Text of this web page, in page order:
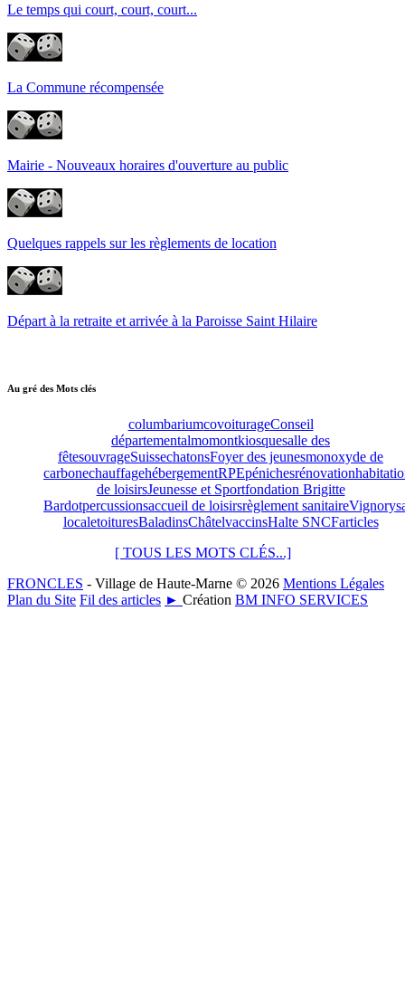
Le temps qui court, court, court...
La Commune récompensée
Mairie - Nouveaux horaires d'ouverture au public
Quelques rappels sur les règlements de location
Départ à la retraite et arrivée à la Paroisse Saint Hilaire
Au gré des Mots clés
columbariumcovoiturageConseil
départementalmomontkiosquesalle des
fêtesouvrageSuissechatonsFoyer des jeunesmonoxyde de
carbonechauffagehébergementRPEpénichesrénovation
de loisirsJeunesse et Sportfondation Brigitte
Bardotpercussionsaccueil de loisirsrèglement sanitaireVignory
localetoituresBaladinsChâtelvaccinsHalte SNCFarticles
[ TOUS LES MOTS CLÉS...]
FRONCLES - Village de Haute-Marne © 2026 Mentions Légales
Plan du Site Fil des articles ► Création BM INFO SERVICES